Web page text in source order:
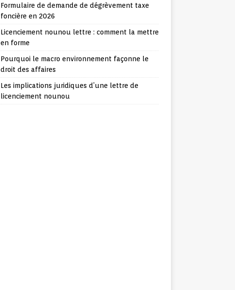
Formulaire de demande de dégrèvement taxe
foncière en 2026
Licenciement nounou lettre : comment la mettre
en forme
Pourquoi le macro environnement façonne le
droit des affaires
Les implications juridiques d’une lettre de
licenciement nounou